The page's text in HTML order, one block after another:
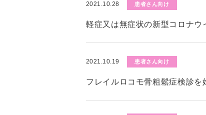
2021.10.28 患者さん向け
軽症又は無症状の新型コロナ
2021.10.19 患者さん向け
フレイルロコモ骨粗鬆症検診